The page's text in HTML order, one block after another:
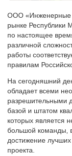
ООО «Инженерные
рынке Республики
по настоящее
различной
работы
правилам
На сегодняшний
обладает всеми
разрешительными
базой и штатом
которых является
большой команды,
достижение лучших
проекта.